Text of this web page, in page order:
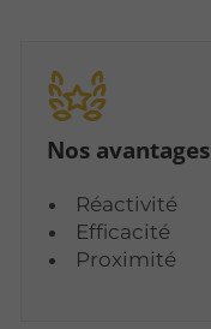
Nos avantages
Réactivité
Efficacité
Proximité